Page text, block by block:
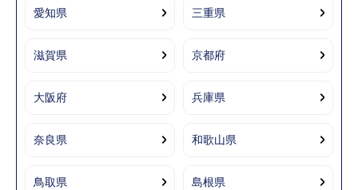
愛知県 三重県
滋賀県 京都府
大阪府 兵庫県
奈良県 和歌山県
鳥取県 島根県